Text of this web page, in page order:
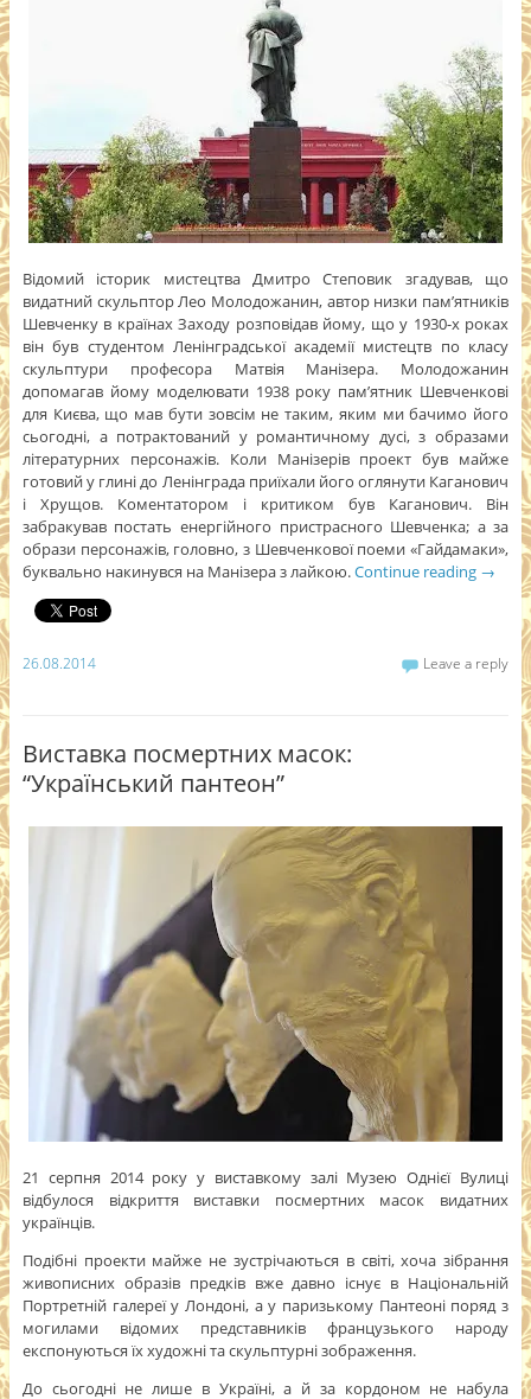
Відомий історик мистецтва Дмитро Степовик згадував, що
видатний скульптор Лео Молодожанин, автор низки пам’ятників
Шевченку в країнах Заходу розповідав йому, що у 1930-х роках
він був студентом Ленінградської академії мистецтв по класу
скульптури професора Матвія Манізера. Молодожанин
допомагав йому моделювати 1938 року пам’ятник Шевченкові
для Києва, що мав бути зовсім не таким, яким ми бачимо його
сьогодні, а потрактований у романтичному дусі, з образами
літературних персонажів. Коли Манізерів проект був майже
готовий у глині до Ленінграда приїхали його оглянути Каганович
і Хрущов. Коментатором і критиком був Каганович. Він
забракував постать енергійного пристрасного Шевченка; а за
образи персонажів, головно, з Шевченкової поеми «Гайдамаки»,
буквально накинувся на Манізера з лайкою.Continue reading →
26.08.2014 Leave a reply
Виставка посмертних масок:
“Український пантеон”
21 серпня 2014 року у виставкому залі Музею Однієї Вулиці
відбулося відкриття виставки посмертних масок видатних
українців.
Подібні проекти майже не зустрічаються в світі, хоча зібрання
живописних образів предків вже давно існує в Національній
Портретній галереї у Лондоні, а у паризькому Пантеоні поряд з
могилами відомих представників французького народу
експонуються їх художні та скульптурні зображення.
До сьогодні не лише в Україні, а й за кордоном не набула